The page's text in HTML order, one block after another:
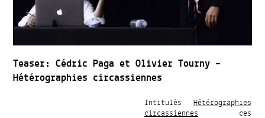
Teaser: Cédric Paga et Olivier Tourny –
Hétérographies circassiennes
Intitulés Hétérographies
circassiennes ces